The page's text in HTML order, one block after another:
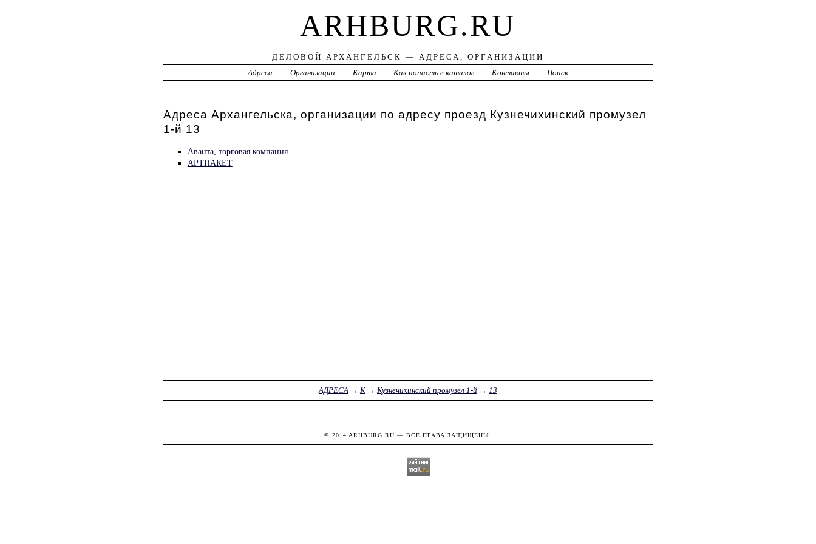
ARHBURG.RU
ДЕЛОВОЙ АРХАНГЕЛЬСК — АДРЕСА, ОРГАНИЗАЦИИ
Адреса
Организации Карта Как попасть в каталог Контакты Поиск
Адреса Архангельска, организации по адресу проезд Кузнечихинский промузел
1-й 13
Аванта, торговая компания
АРТПАКЕТ
АДРЕСА→ К→ Кузнечихинский промузел 1-й→ 13
© 2014 ARHBURG.RU — ВСЕ ПРАВА ЗАЩИЩЕНЫ.